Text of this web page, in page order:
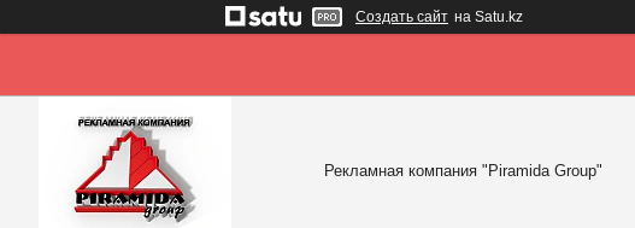
Создать сайт на Satu.kz
Рекламная компания "Piramida Group"